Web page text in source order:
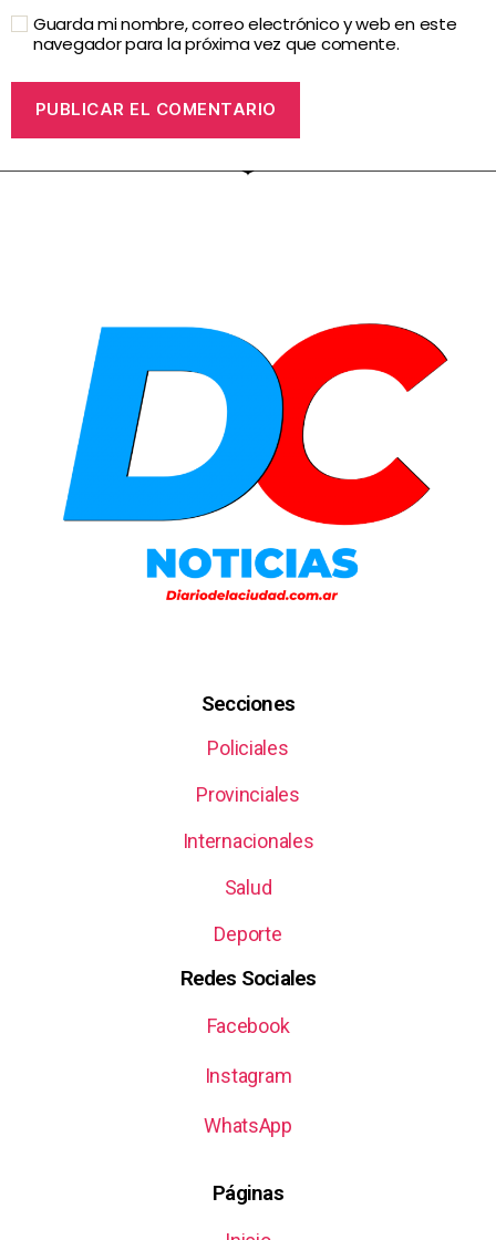
Guarda mi nombre, correo electrónico y web en este
navegador para la próxima vez que comente.
Secciones
Policiales
Provinciales
Internacionales
Salud
Deporte
Redes Sociales
Facebook
Instagram
WhatsApp
Páginas